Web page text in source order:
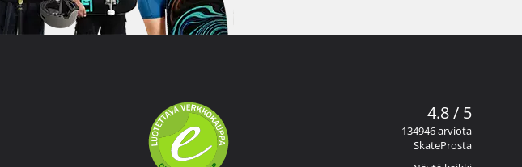
4.8 / 5
134946 arviota
SkateProsta